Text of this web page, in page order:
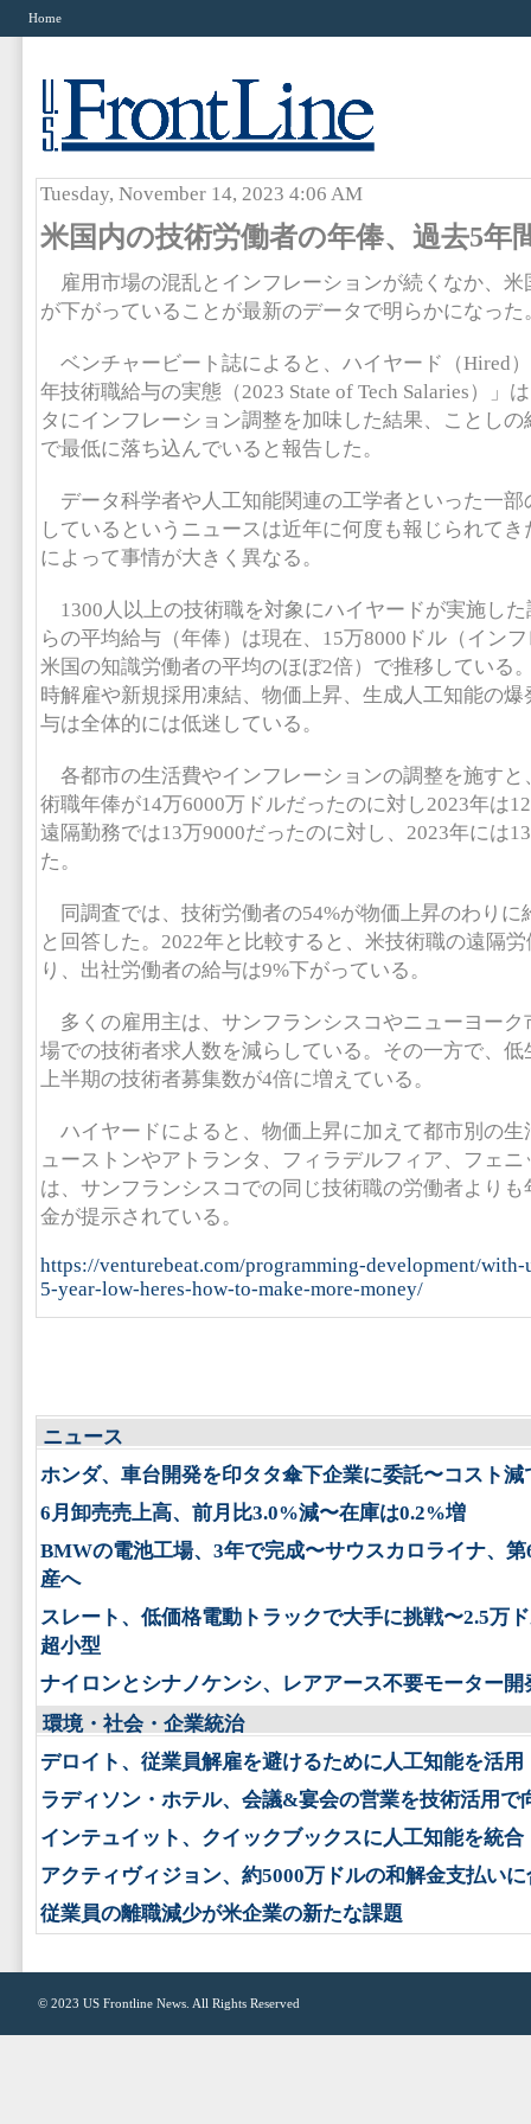
Home
Tuesday, November 14, 2023 4:06 AM
米国内の技術労働者の年俸、過去5年
雇用市場の混乱とインフレーションが続くなか、米
が下がっていることが最新のデータで明らかになった
ベンチャービート誌によると、ハイヤード（Hired
年技術職給与の実態（2023 State of Tech Salaries）」
タにインフレーション調整を加味した結果、ことし
で最低に落ち込んでいると報告した。
データ科学者や人工知能関連の工学者といった一部
しているというニュースは近年に何度も報じられて
によって事情が大きく異なる。
1300人以上の技術職を対象にハイヤードが実施し
らの平均給与（年俸）は現在、15万8000ドル（イン
米国の知識労働者の平均のほぼ2倍）で推移している
時解雇や新規採用凍結、物価上昇、生成人工知能の
与は全体的には低迷している。
各都市の生活費やインフレーションの調整を施すと
術職年俸が14万6000万ドルだったのに対し2023年は
遠隔勤務では13万9000だったのに対し、2023年には
た。
同調査では、技術労働者の54%が物価上昇のわりに
と回答した。2022年と比較すると、米技術職の遠隔
り、出社労働者の給与は9%下がっている。
多くの雇用主は、サンフランシスコやニューヨーク
場での技術者求人数を減らしている。その一方で、低
上半期の技術者募集数が4倍に増えている。
ハイヤードによると、物価上昇に加えて都市別の生
ューストンやアトランタ、フィラデルフィア、フェ
は、サンフランシスコでの同じ技術職の労働者より
金が提示されている。
https://venturebeat.com/programming-development/with-
5-year-low-heres-how-to-make-more-money/
ニュース
ホンダ、車台開発を印タタ傘下企業に委託〜コスト減
6月卸売売上高、前月比3.0%減〜在庫は0.2%増
BMWの電池工場、3年で完成〜サウスカロライナ、第
産へ
スレート、低価格電動トラックで大手に挑戦〜2.5万
超小型
ナイロンとシナノケンシ、レアアース不要モーター開
環境・社会・企業統治
デロイト、従業員解雇を避けるために人工知能を活用
ラディソン・ホテル、会議&宴会の営業を技術活用で
インテュイット、クイックブックスに人工知能を統合
アクティヴィジョン、約5000万ドルの和解金支払い
従業員の離職減少が米企業の新たな課題
© 2023 US Frontline News . All Rights Reserved